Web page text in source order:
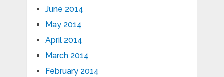
June 2014
May 2014
April 2014
March 2014
February 2014